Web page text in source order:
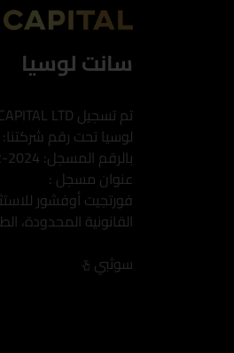
سانت لوسيا
بالرقم المسجل: 2024-00132.
عنوان مسجل :
فورتجيت أوفشور
القانونية المحدودة،
سوثبي